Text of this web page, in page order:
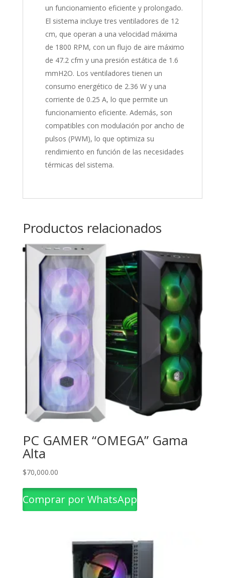
un funcionamiento eficiente y prolongado.
El sistema incluye tres ventiladores de 12
cm, que operan a una velocidad máxima
de 1800 RPM, con un flujo de aire máximo
de 47.2 cfm y una presión estática de 1.6
mmH2O. Los ventiladores tienen un
consumo energético de 2.36 W y una
corriente de 0.25 A, lo que permite un
funcionamiento eficiente. Además, son
compatibles con modulación por ancho de
pulsos (PWM), lo que optimiza su
rendimiento en función de las necesidades
térmicas del sistema.
Productos relacionados
PC GAMER “OMEGA” Gama
Alta
$70,000.00
Comprar por WhatsApp